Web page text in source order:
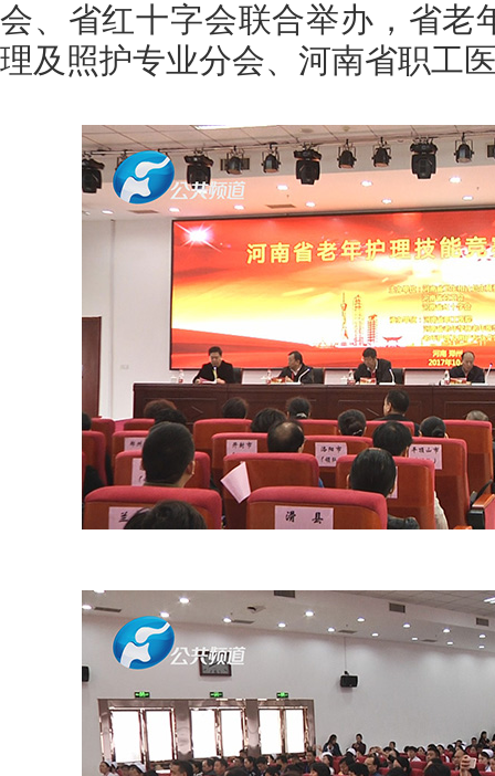
会、省红十字会联合举办，省老
理及照护专业分会、河南省职工